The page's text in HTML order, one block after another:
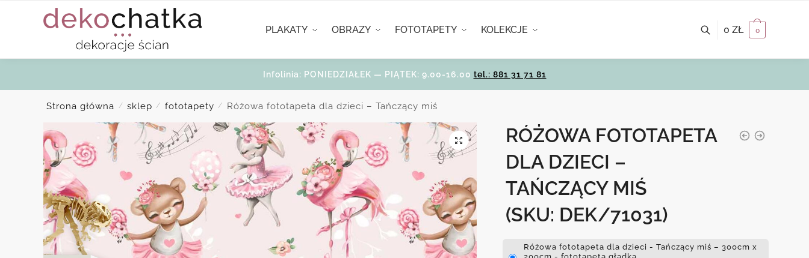
PLAKATY OBRAZY FOTOTAPETY KOLEKCJE 0 ZŁ 0
Infolinia: PONIEDZIAŁEK — PIĄTEK: 9.00-16.00 tel.: 881 31 71 81
Strona główna / sklep / fototapety / Różowa fototapeta dla dzieci – Tańczący miś
RÓŻOWA FOTOTAPETA
DLA DZIECI –
TAŃCZĄCY MIŚ
(SKU: DEK/71031)
Różowa fototapeta dla dzieci - Tańczący miś – 300cm x